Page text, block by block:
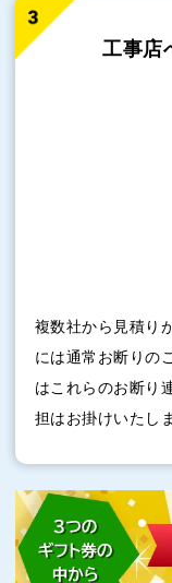
工事店
複数社から見積り
には通常お断りの
はこれらのお断り
担はお掛けいたし